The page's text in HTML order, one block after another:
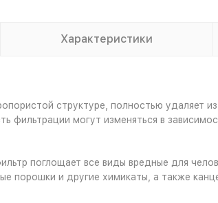
Характеристики
структуре, полностью удаляет
фильтрации могут изменяться в
поглощает все виды вредные для
порошки и другие химикаты, а также